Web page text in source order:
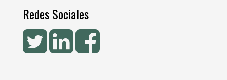
Redes Sociales